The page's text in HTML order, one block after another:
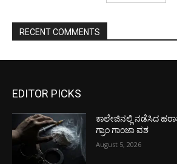
RECENT COMMENTS
EDITOR PICKS
ಕಾಲೇಜಿನಲ್ಲಿ ನಡೆಸಿದ
ಗ್ರಾಂ ಗಾಂಜಾ ವಶ
August 5, 2026